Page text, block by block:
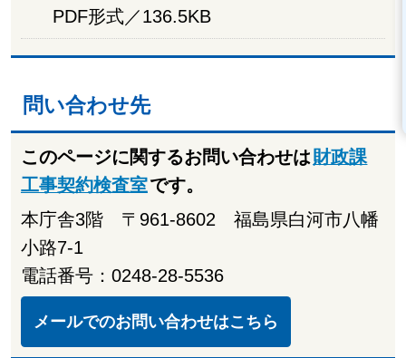
PDF形式／136.5KB
問い合わせ先
このページに関するお問い合わせは財政課
工事契約検査室です。
本庁舎3階 〒961-8602 福島県白河市八幡
小路7-1
電話番号：0248-28-5536
メールでのお問い合わせはこちら